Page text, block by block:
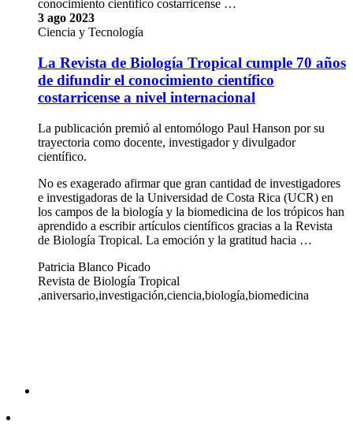
conocimiento científico costarricense …
3 ago 2023
Ciencia y Tecnología
La Revista de Biología Tropical cumple 70 años
de difundir el conocimiento científico
costarricense a nivel internacional
La publicación premió al entomólogo Paul Hanson por su
trayectoria como docente, investigador y divulgador
científico.
No es exagerado afirmar que gran cantidad de investigadores
e investigadoras de la Universidad de Costa Rica (UCR) en
los campos de la biología y la biomedicina de los trópicos han
aprendido a escribir artículos científicos gracias a la Revista
de Biología Tropical. La emoción y la gratitud hacia …
Patricia Blanco Picado
Revista de Biología Tropical
,aniversario,investigación,ciencia,biología,biomedicina